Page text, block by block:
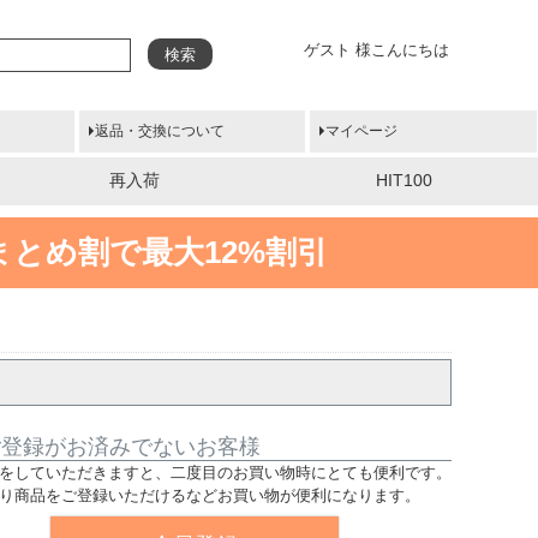
ゲスト 様こんにちは
検索
返品・交換について マイページ
再入荷 HIT100
め割で最大12%割引
録がお済みでないお客様
していただきますと、二度目のお買い物時にとても便利です。
商品をご登録いただけるなどお買い物が便利になります。